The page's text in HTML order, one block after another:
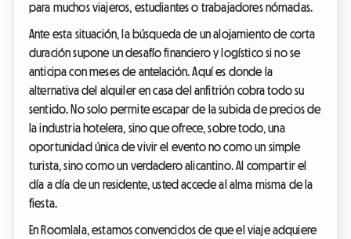
para muchos viajeros, estudiantes o trabajadores nómadas.
Ante esta situación, la búsqueda de un alojamiento de corta
duración supone un desafío financiero y logístico si no se
anticipa con meses de antelación. Aquí es donde la
alternativa del alquiler en casa del anfitrión cobra todo su
sentido. No solo permite escapar de la subida de precios de
la industria hotelera, sino que ofrece, sobre todo, una
oportunidad única de vivir el evento no como un simple
turista, sino como un verdadero alicantino. Al compartir el
día a día de un residente, usted accede al alma misma de la
fiesta.
En Roomlala, estamos convencidos de que el viaje adquiere